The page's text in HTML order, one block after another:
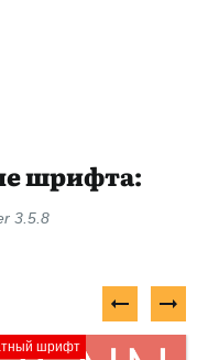
шрифта:
3.5.8
шрифт